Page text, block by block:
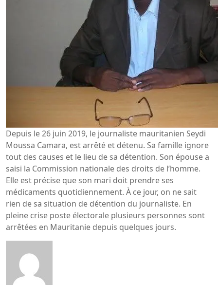
Depuis le 26 juin 2019, le journaliste mauritanien Seydi
Moussa Camara, est arrêté et détenu. Sa famille ignore
tout des causes et le lieu de sa détention. Son épouse a
saisi la Commission nationale des droits de l’homme.
Elle est précise que son mari doit prendre ses
médicaments quotidiennement. À ce jour, on ne sait
rien de sa situation de détention du journaliste. En
pleine crise poste électorale plusieurs personnes sont
arrêtées en Mauritanie depuis quelques jours.